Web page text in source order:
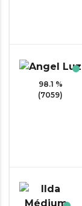
98.1 %
(7059)